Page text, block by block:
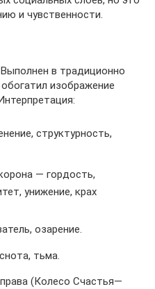
и чувственности.
в традиционно
изображение
структурность,
— гордость,
унижение, крах
озарение.
тьма.
(Колесо Счастья—